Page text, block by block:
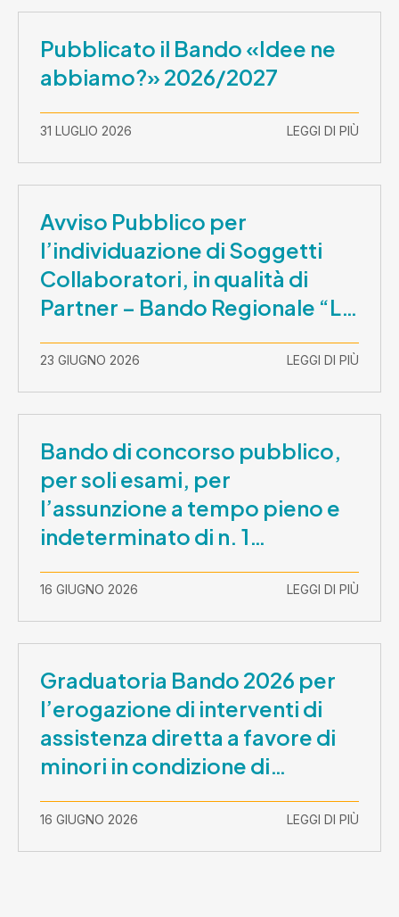
Pubblicato il Bando «Idee ne
abbiamo?» 2026/2027
31 LUGLIO 2026 LEGGI DI PIÙ
Avviso Pubblico per
l’individuazione di Soggetti
Collaboratori, in qualità di
Partner – Bando Regionale “La
– CUP E81B26000210003
23 GIUGNO 2026 LEGGI DI PIÙ
Bando di concorso pubblico,
per soli esami, per
l’assunzione a tempo pieno e
indeterminato di n. 1
Assistente Sociale –
Comunicazione prova scritta e
prova orale
16 GIUGNO 2026 LEGGI DI PIÙ
Graduatoria Bando 2026 per
l’erogazione di interventi di
assistenza diretta a favore di
minori in condizione di
disabilità con necessità di
sostegno elevato e molto
elevato (Misura B2) per
16 GIUGNO 2026 LEGGI DI PIÙ